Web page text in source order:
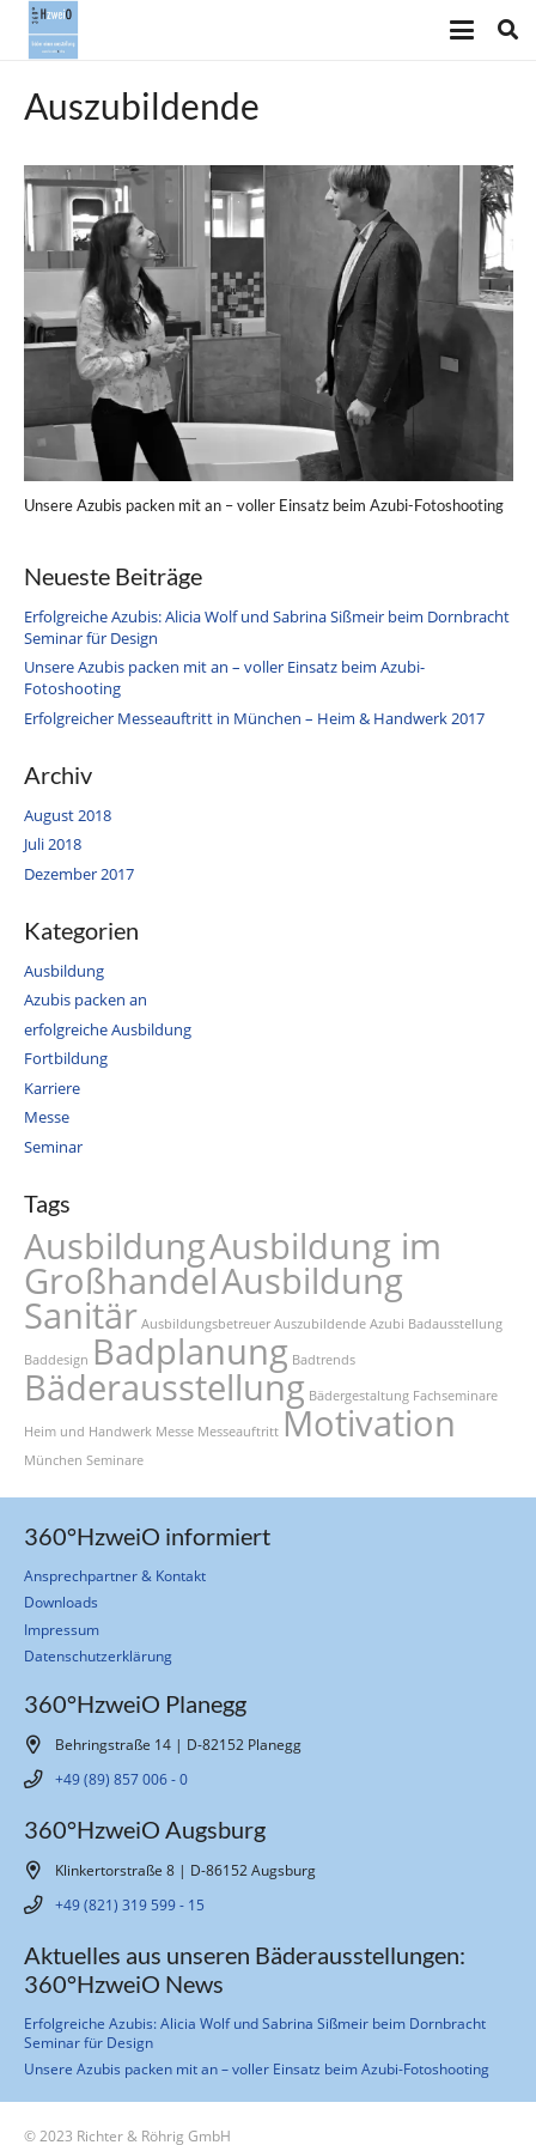
Auszubildende
Unsere Azubis packen mit an – voller Einsatz beim Azubi-Fotoshooting
Neueste Beiträge
Erfolgreiche Azubis: Alicia Wolf und Sabrina Sißmeir beim Dornbracht
Seminar für Design
Unsere Azubis packen mit an – voller Einsatz beim Azubi-
Fotoshooting
Erfolgreicher Messeauftritt in München – Heim & Handwerk 2017
Archiv
August 2018
Juli 2018
Dezember 2017
Kategorien
Ausbildung
Azubis packen an
erfolgreiche Ausbildung
Fortbildung
Karriere
Messe
Seminar
Tags
AusbildungAusbildung im
GroßhandelAusbildung
Sanitär Ausbildungsbetreuer Auszubildende Azubi Badausstellung
Baddesign Badplanung Badtrends
Bäderausstellung Bädergestaltung Fachseminare
Heim und Handwerk Messe Messeauftritt Motivation
München Seminare
360°HzweiO informiert
Ansprechpartner & Kontakt
Downloads
Impressum
Datenschutzerklärung
360°HzweiO Planegg
Behringstraße 14 | D-82152 Planegg
+49 (89) 857 006 - 0
360°HzweiO Augsburg
Klinkertorstraße 8 | D-86152 Augsburg
+49 (821) 319 599 - 15
Aktuelles aus unseren Bäderausstellungen:
360°HzweiO News
Erfolgreiche Azubis: Alicia Wolf und Sabrina Sißmeir beim Dornbracht
Seminar für Design
Unsere Azubis packen mit an – voller Einsatz beim Azubi-Fotoshooting
© 2023 Richter & Röhrig GmbH